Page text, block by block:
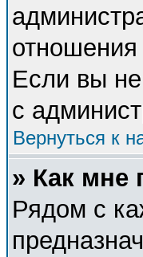
Если вы
с
Вернуться к
» Как мне
Рядом с